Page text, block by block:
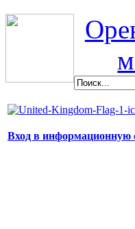
Вход в информационную